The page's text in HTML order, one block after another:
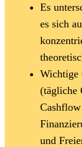
Es
es sich
Wichtige
(tägliche
und